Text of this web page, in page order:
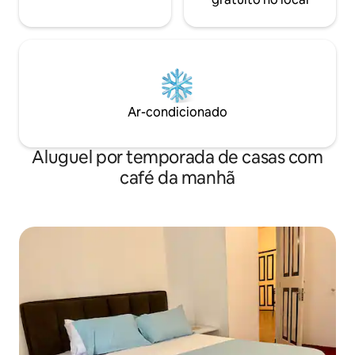
Ar-condicionado
Aluguel por temporada de casas com
café da manhã